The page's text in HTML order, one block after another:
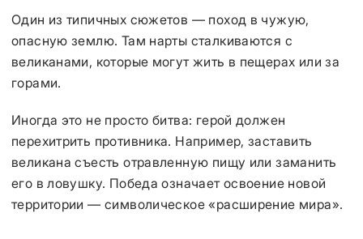
Один из типичных сюжетов — поход в чужую,
опасную землю. Там нарты сталкиваются с
великанами, которые могут жить в пещерах или за
горами.
Иногда это не просто битва: герой должен
перехитрить противника. Например, заставить
великана съесть отравленную пищу или заманить
его в ловушку. Победа означает освоение новой
территории — символическое «расширение мира».